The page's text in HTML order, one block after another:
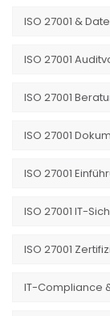
ISO 27001 &
ISO 27001
ISO 27001
ISO 27001
ISO 27001
ISO 27001 IT-
ISO 27001
IT-Compliance